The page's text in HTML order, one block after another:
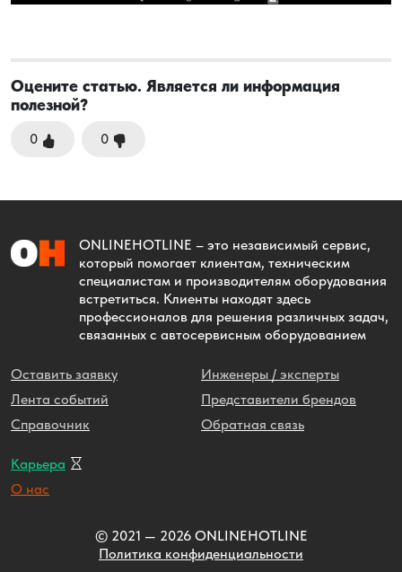
Оцените статью. Является ли информация
полезной?
0 0
ONLINEHOTLINE – это независимый сервис,
который помогает клиентам, техническим
специалистам и производителям оборудования
встретиться. Клиенты находят здесь
профессионалов для решения различных задач,
связанных с автосервисным оборудованием
Оставить заявку
Лента событий
Справочник
Инженеры / эксперты
Представители брендов
Обратная связь
Карьера
О нас
© 2021 — 2026 ONLINEHOTLINE
Политика конфиденциальности